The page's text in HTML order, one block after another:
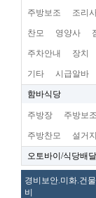
주방보조 조리
찬모 영양사
주차안내 장치
기타 시급알바
함바식당
주방장 주방보조
주방찬모 설거지
오토바이/식당배
경비보안.미화.건
비